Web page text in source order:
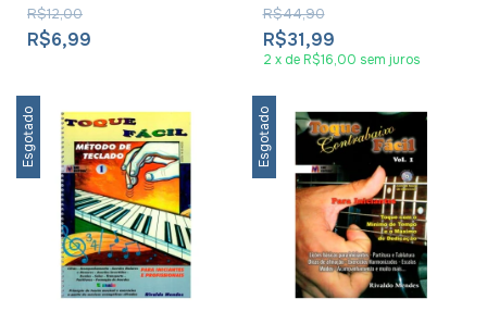
R$6,99
R$12,00
R$31,99
R$44,90
2 x de R$16,00 sem juros
Esgotado Esgotado